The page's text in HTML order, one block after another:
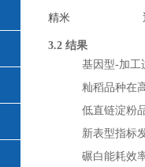
精米
3.2 结果
基因型-加工
籼稻品种在
低直链淀粉
新表型指标
碾白能耗效